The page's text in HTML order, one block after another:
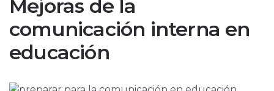
Mejoras de la
comunicación interna en
educación